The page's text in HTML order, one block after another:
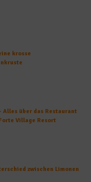
krosse
Alles über das Restaurant
Village Resort
zwischen Limonen